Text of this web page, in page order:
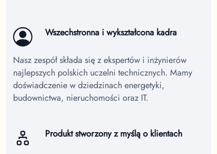
Wszechstronna i wykształcona kadra
Nasz zespół składa się z ekspertów i inżynierów
najlepszych polskich uczelni technicznych. Mamy
doświadczenie w dziedzinach energetyki,
budownictwa, nieruchomości oraz IT.
Produkt stworzony z myślą o klientach